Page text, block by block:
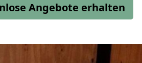
Angebote erhalten